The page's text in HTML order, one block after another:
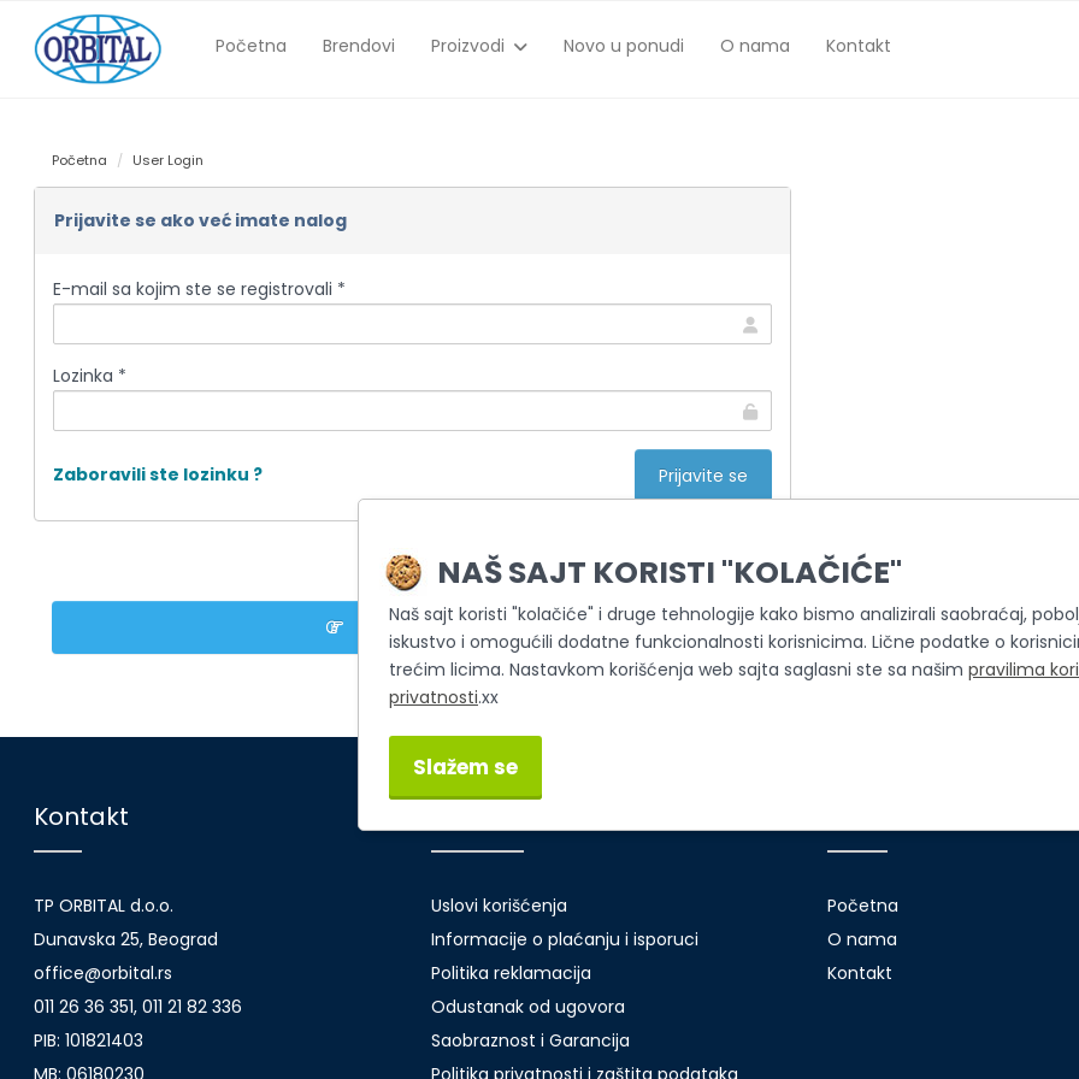
Početna Brendovi Proizvodi Novo u ponudi O nama Kontakt
Početna User Login
Prijavite se ako već imate nalog
E-mail sa kojim ste se registrovali *
Lozinka *
Zaboravili ste lozinku ?
ili
Registrujte nalog
Kontakt
TP ORBITAL d.o.o.
Dunavska 25, Beograd
office@orbital.rs
011 26 36 351, 011 21 82 336
PIB: 101821403
MB: 06180230
Uslovi korišćenja
Informacije o plaćanju i isporuci
Politika reklamacija
Odustanak od ugovora
Saobraznost i Garancija
Politika privatnosti i zaštita podataka
Početna
O nama
Kontakt
NAŠ SAJT KORISTI "KOLAČIĆE"
Naš sajt koristi "kolačiće" i druge tehnologije kako bismo analizirali saobraćaj,
iskustvo i omogućili dodatne funkcionalnosti korisnicima. Lične podatke o
trećim licima. Nastavkom korišćenja web sajta saglasni ste sa našim pravilima
privatnosti.xx
Slažem se